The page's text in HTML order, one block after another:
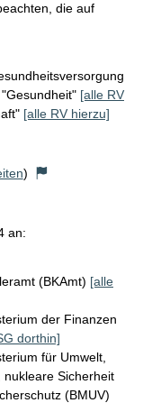
die auf
[alle RV
[alle RV hierzu]
)
an:
(BKAmt) [alle
der Finanzen
dorthin]
für Umwelt,
nukleare Sicherheit
(BMUV)